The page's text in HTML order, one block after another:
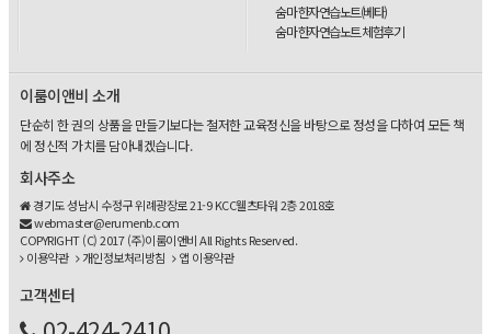
숨마 한자연습노트(베타)
숨마 한자연습노트 체험후기
이룸이앤비 소개
단순히 한 권의 상품을 만들기보다는 철저한 교육정신을 바탕으로 정성을 다하여 모든 책
에 정신적 가치를 담아내겠습니다.
회사주소
경기도 성남시 수정구 위례광장로 21-9 KCC웰츠타워 2층 2018호
webmaster@erumenb.com
COPYRIGHT (C) 2017 (주)이룸이앤비 All Rights Reserved.
이용약관
개인정보처리방침 앱 이용약관
고객센터